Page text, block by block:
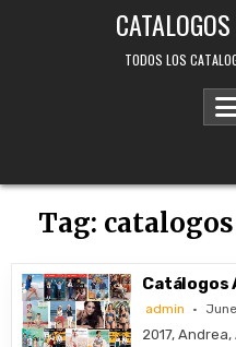
TODOS LOS
Tag:
Catálogos
admin
2017,